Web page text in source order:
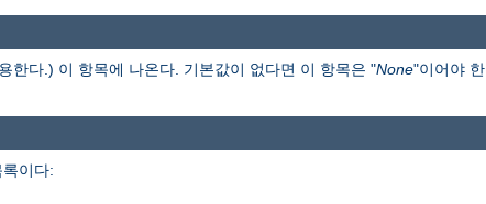
한다.) 이 항목에 나온다. 기본값이 없다면 이 항목은 "None"이어야 한
이다: